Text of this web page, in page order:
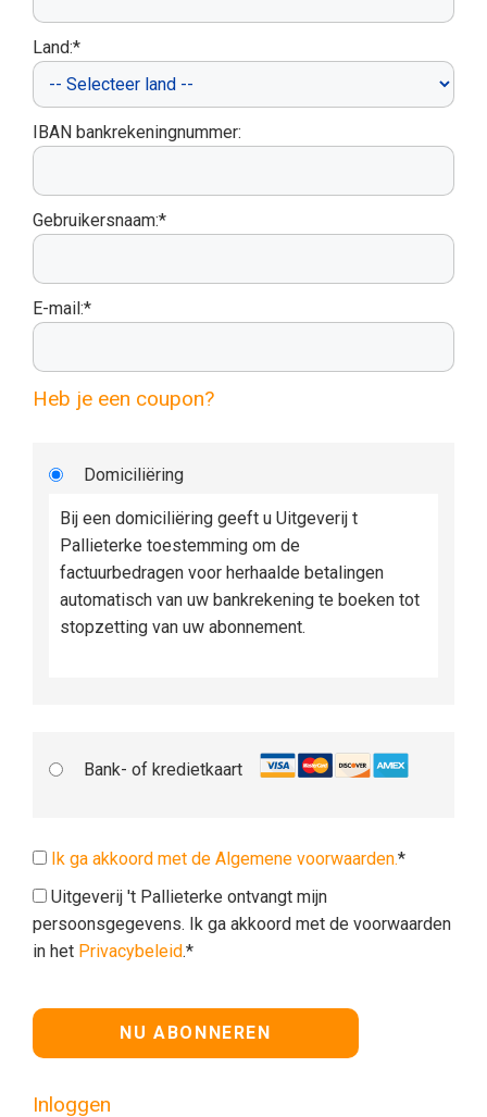
Land:*
IBAN bankrekeningnummer:
Gebruikersnaam:*
E-mail:*
Heb je een coupon?
Domiciliëring
Bij een domiciliëring geeft u Uitgeverij t
Pallieterke toestemming om de
factuurbedragen voor herhaalde betalingen
automatisch van uw bankrekening te boeken tot
stopzetting van uw abonnement.
Bank- of kredietkaart
Ik ga akkoord met de Algemene voorwaarden.*
Uitgeverij 't Pallieterke ontvangt mijn
persoonsgegevens. Ik ga akkoord met de voorwaarden
in het Privacybeleid.*
Geen waarde
Inloggen